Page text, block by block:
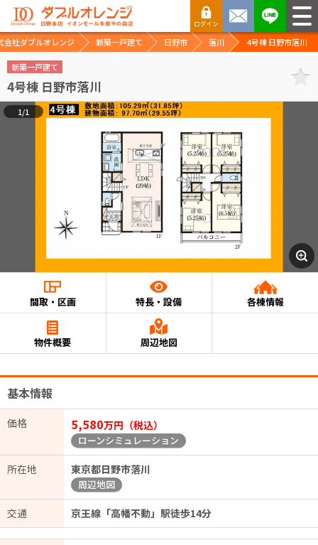
会社ダブルオレンジ 新築一戸建て 日野市 落川 4号棟 日野市落川
新築一戸建て
4号棟 日野市落川
1/1
間取・区画 特長・設備 各棟情報
物件概要 周辺地図
基本情報
価格 5,580万円（税込）
ローンシミュレーション
所在地 東京都日野市落川
周辺地図
交通 京王線「高幡不動」駅徒歩14分